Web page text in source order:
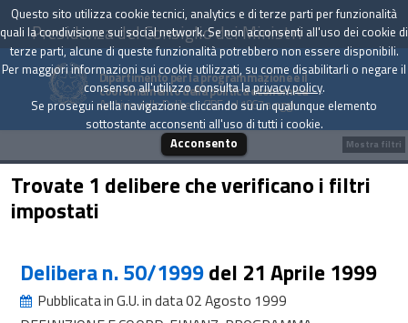
Presidenza del Consiglio dei Ministri
Dipartimento per la programmazione e il
coordinamento della politica economica
Archivio delle Delibere CIPE dal 1967 a oggi
Trovate 1 delibere che verificano i filtri
impostati
Delibera n. 50/1999del 21 Aprile 1999
Pubblicata in G.U. in data 02 Agosto 1999
Mostra filtri
Questo sito utilizza cookie tecnici, analytics e di terze parti per funzionalità
quali la condivisione sui social network. Se non acconsenti all'uso dei cookie di
terze parti, alcune di queste funzionalità potrebbero non essere disponibili.
Per maggiori informazioni sui cookie utilizzati, su come disabilitarli o negare il
consenso all'utilizzo consulta laprivacy policy.
Se prosegui nella navigazione cliccando su un qualunque elemento
sottostante acconsenti all'uso di tutti i cookie.
Acconsento